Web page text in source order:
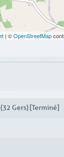
| ©OpenStreetMap
Gers) [Terminé]